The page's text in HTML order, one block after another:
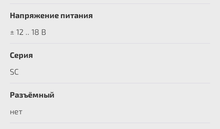
Напряжение питания
± 12 .. 18 В
Серия
SC
Разъёмный
нет